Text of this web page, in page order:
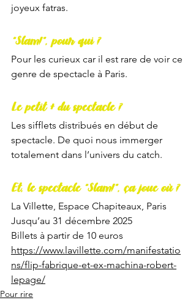
joyeux fatras.
“Slam!”, pour qui ?
Pour les curieux car il est rare de voir ce
genre de spectacle à Paris.
Le petit + du spectacle ?
Les sifflets distribués en début de
spectacle. De quoi nous immerger
totalement dans l’univers du catch.
Et, le spectacle “Slam!”, ça joue où ?
La Villette, Espace Chapiteaux, Paris
Jusqu’au 31 décembre 2025
Billets à partir de 10 euros
https://www.lavillette.com/manifestatio
ns/flip-fabrique-et-ex-machina-robert-
lepage/
Pour rire